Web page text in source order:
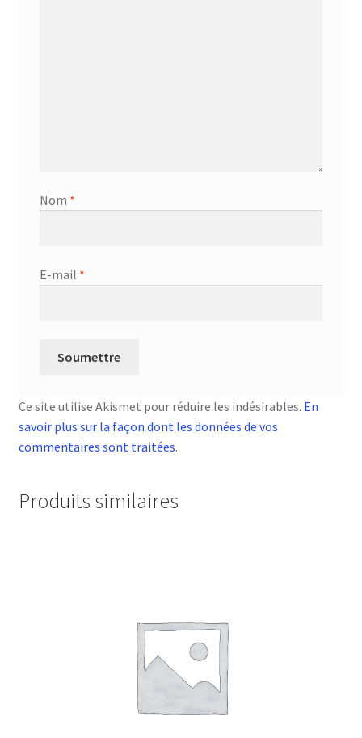
Nom *
E-mail *
Ce site utilise Akismet pour réduire les indésirables. En
savoir plus sur la façon dont les données de vos
commentaires sont traitées.
Produits similaires